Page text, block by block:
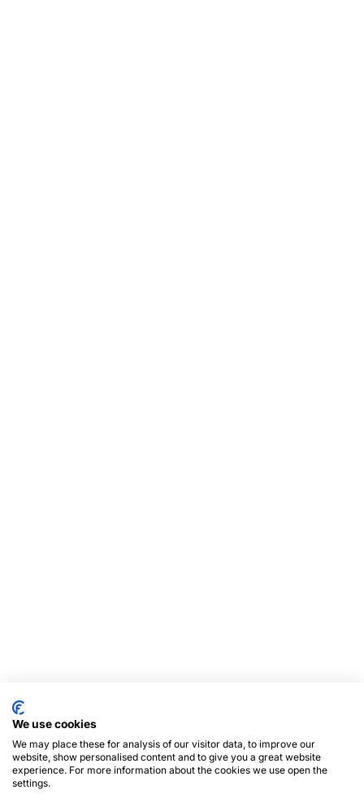
We use cookies
We may place these for analysis of our visitor data, to improve our
website, show personalised content and to give you a great website
experience. For more information about the cookies we use open the
settings.